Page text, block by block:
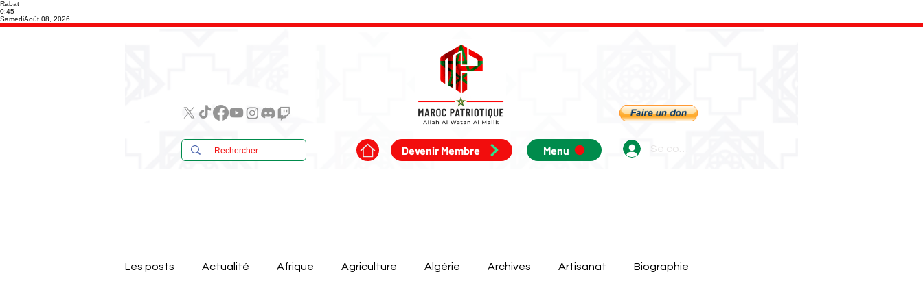
Rabat
0:45
SamediAoût 08, 2026
Se connecter
Devenir Membre Menu
Les posts Actualité Afrique Agriculture Algérie Archives Artisanat Biographie